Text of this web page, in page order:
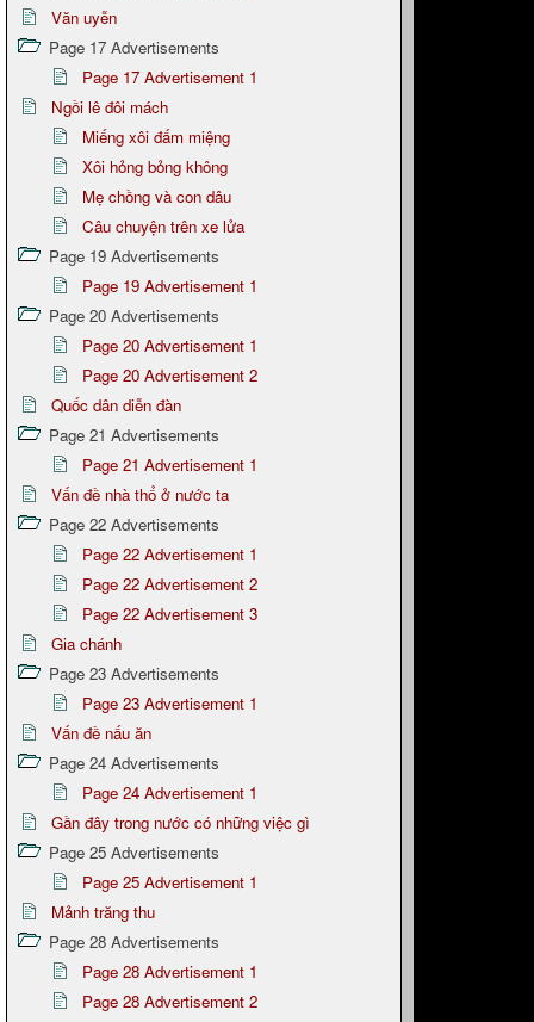
Văn uyễn
Page 17 Advertisements
Page 17 Advertisement 1
Ngồi lê đôi mách
Miếng xôi đấm miệng
Xôi hỏng bỏng không
Mẹ chồng và con dâu
Câu chuyện trên xe lửa
Page 19 Advertisements
Page 19 Advertisement 1
Page 20 Advertisements
Page 20 Advertisement 1
Page 20 Advertisement 2
Quốc dân diễn đàn
Page 21 Advertisements
Page 21 Advertisement 1
Vấn đề nhà thổ ở nước ta
Page 22 Advertisements
Page 22 Advertisement 1
Page 22 Advertisement 2
Page 22 Advertisement 3
Gia chánh
Page 23 Advertisements
Page 23 Advertisement 1
Vấn đề nấu ăn
Page 24 Advertisements
Page 24 Advertisement 1
Gần đây trong nước có những việc gì
Page 25 Advertisements
Page 25 Advertisement 1
Mảnh trăng thu
Page 28 Advertisements
Page 28 Advertisement 1
Page 28 Advertisement 2